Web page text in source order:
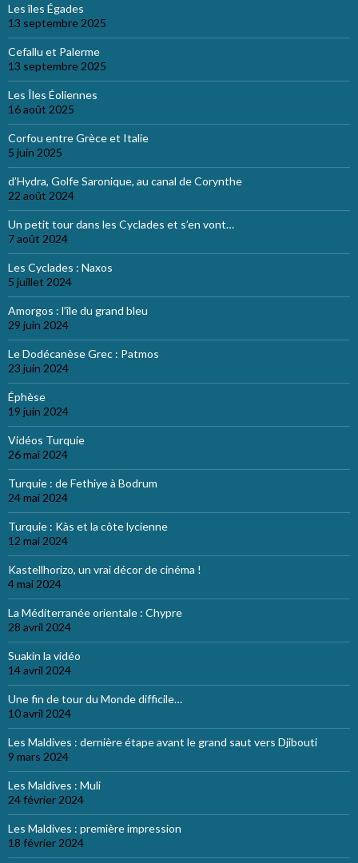
Les îles Égades
13 septembre 2025
Cefallu et Palerme
13 septembre 2025
Les Îles Éoliennes
16 août 2025
Corfou entre Grèce et Italie
5 juin 2025
d’Hydra, Golfe Saronique, au canal de Corynthe
22 août 2024
Un petit tour dans les Cyclades et s’en vont…
7 août 2024
Les Cyclades : Naxos
5 juillet 2024
Amorgos : l’île du grand bleu
29 juin 2024
Le Dodécanèse Grec : Patmos
23 juin 2024
Éphèse
19 juin 2024
Vidéos Turquie
26 mai 2024
Turquie : de Fethiye à Bodrum
24 mai 2024
Turquie : Kàs et la côte lycienne
12 mai 2024
Kastellhorizo, un vrai décor de cinéma !
4 mai 2024
La Méditerranée orientale : Chypre
28 avril 2024
Suakin la vidéo
14 avril 2024
Une fin de tour du Monde difficile…
10 avril 2024
Les Maldives : dernière étape avant le grand saut vers Djibouti
9 mars 2024
Les Maldives : Muli
24 février 2024
Les Maldives : première impression
18 février 2024